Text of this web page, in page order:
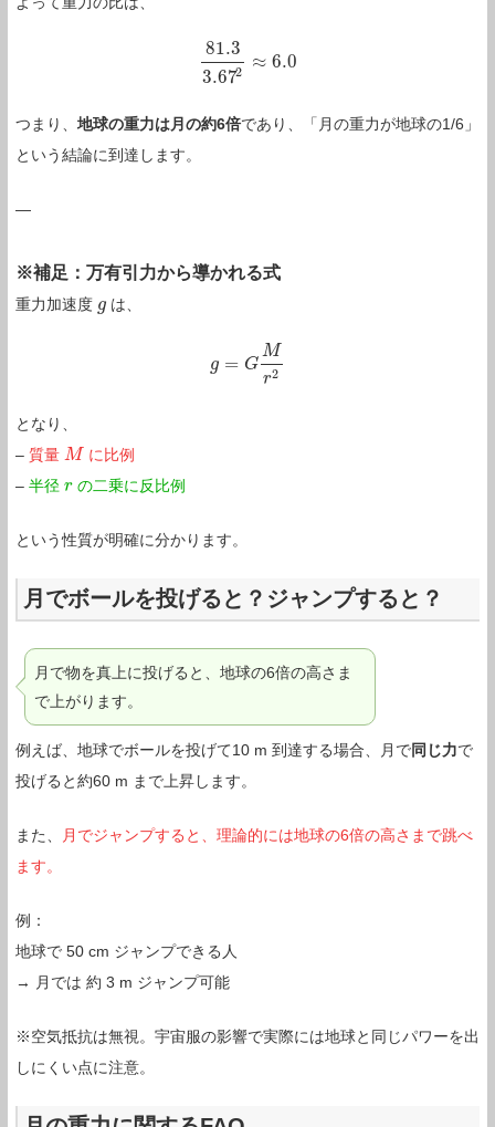
81.3
3.672 ≈ 6.0
81.33.672 ≈6.0
つまり、 地球の重力は月の約6倍であり、「月の重力が地球の1/6」
という結論に到達します。
—
※補足：万有引力から導かれる式
重力加速度 g
g は、
g = G
M
r2
g=GMr2
となり、
– 質量 M
M
に比例
– 半径 r
r の二乗に反比例
という性質が明確に分かります。
月でボールを投げると？ジャンプすると？
月で物を真上に投げると、地球の6倍の高さま
で上がります。
例えば、地球でボールを投げて10 m 到達する場合、月で同じ力で
投げると約60 m まで上昇します。
また、
月でジャンプすると、理論的には地球の6倍の高さまで跳べ
ます。
例：
地球で 50 cm ジャンプできる人
→ 月では 約 3 m ジャンプ可能
※空気抵抗は無視。宇宙服の影響で実際には地球と同じパワーを出
しにくい点に注意。